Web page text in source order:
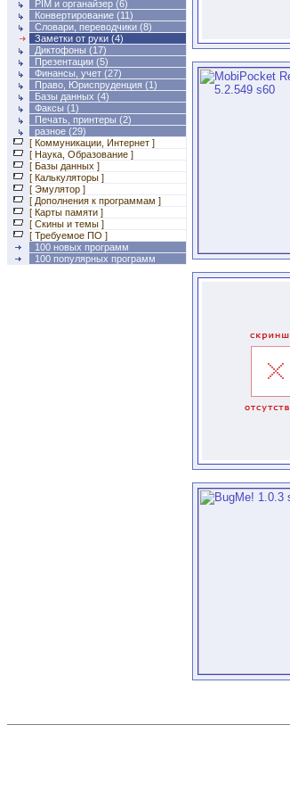
PIM и органайзер (6)
Конвертирование (11)
Словари, переводчики (8)
Заметки от руки (4)
Диктофоны (17)
Презентации (5)
Финансы, учет (27)
Право, Юриспруденция (1)
Базы данных (4)
Факсы (1)
Печать, принтеры (2)
разное (29)
[ Коммуникации, Интернет ]
[ Наука, Образование ]
[ Базы данных ]
[ Калькуляторы ]
[ Эмулятор ]
[ Дополнения к программам ]
[ Карты памяти ]
[ Скины и темы ]
[ Требуемое ПО ]
100 новых программ
100 популярных программ